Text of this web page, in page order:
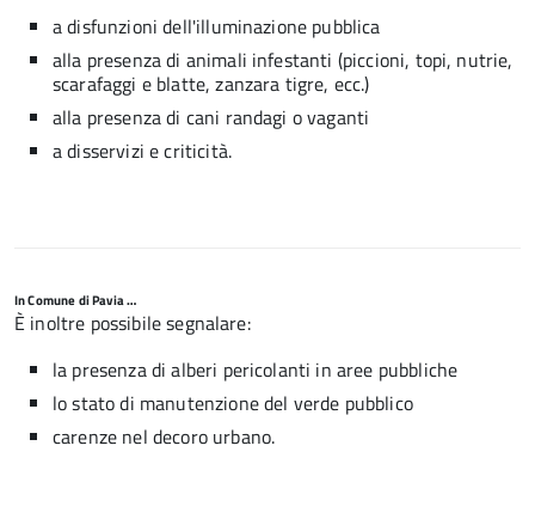
a disfunzioni dell'illuminazione pubblica
alla presenza di animali infestanti (piccioni, topi, nutrie,
scarafaggi e blatte, zanzara tigre, ecc.)
alla presenza di cani randagi o vaganti
a disservizi e criticità.
In Comune di Pavia …
È inoltre possibile segnalare:
la presenza di alberi pericolanti in aree pubbliche
lo stato di manutenzione del verde pubblico
carenze nel decoro urbano.